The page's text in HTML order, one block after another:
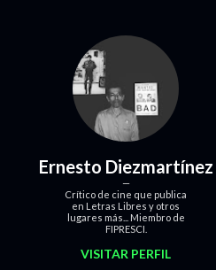
Ernesto Diezmartínez
Crítico de cine que publica
en Letras Libres y otros
lugares más... Miembro de
FIPRESCI.
VISITAR PERFIL